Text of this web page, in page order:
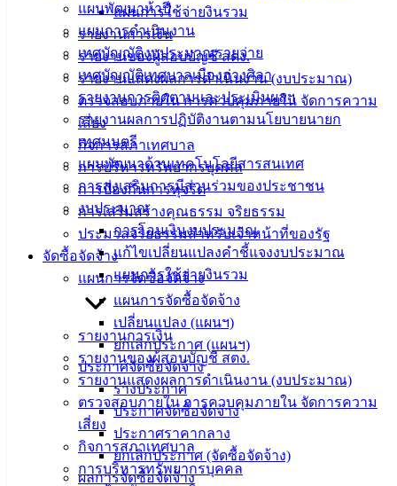
แผนการใช้จ่ายงินรวม
รายงานการเงิน
รายงานของผู้สอบบัญชี สตง.
รายงานแสดงผลการดำเนินงาน (งบประมาณ)
ตรวจสอบภายใน การควบคุมภายใน จัดการความ
เสี่ยง
กิจการสภาเทศบาล
การบริหารทรัพยากรบุคคล
การป้องกันการทุจริต
การเสริมสร้างคุณธรรม จริยธรรม
ประมวลจริยธรรมสำหรับเจ้าหน้าที่ของรัฐ
จัดซื้อจัดจ้าง
แผนการจัดซื้อจัดจ้าง
แผนการจัดซื้อจัดจ้าง
เปลี่ยนแปลง (แผนฯ)
ยกเลิกประกาศ (แผนฯ)
ประกาศจัดซื้อจัดจ้าง
ร่างประกาศ
ประกาศจัดซื้อจัดจ้าง
ประกาศราคากลาง
ยกเลิกประกาศ (จัดซื้อจัดจ้าง)
ผลการจัดซื้อจัดจ้าง
แผนพัฒนาห้าปี
แผนการดำเนินงาน
เทศบัญญัติงบประมาณรายจ่าย
เทศบัญญัติเทศบาลเมืองอ่างศิลา
รายงานการติดตามและประเมินผลฯ
รายงานผลการปฏิบัติงานตามนโยบายนายก
เทศมนตรี
แผนพัฒนาด้านเทคโนโลยีสารสนเทศ
การส่งเสริมการมีส่วนร่วมของประชาชน
งบประมาณ
การโอนเงินงบประมาณ
แก้ไขเปลี่ยนแปลงคำชี้แจงงบประมาณ
แผนการใช้จ่ายงินรวม
รายงานการเงิน
รายงานของผู้สอบบัญชี สตง.
รายงานแสดงผลการดำเนินงาน (งบประมาณ)
ตรวจสอบภายใน การควบคุมภายใน จัดการความ
เสี่ยง
กิจการสภาเทศบาล
การบริหารทรัพยากรบุคคล
อิเล็กทรอนิกส์
องค์
ความรู้
(Knowledge
Management)
เทศบาล
นายก
และ
หัวหน้า
ส่วน
ราชการ
เทศบาล
สงวนลิขสิทธิ์ © 2563 เทศบาลเมืองอ่างศิลา จังหวัดชลบุรี |